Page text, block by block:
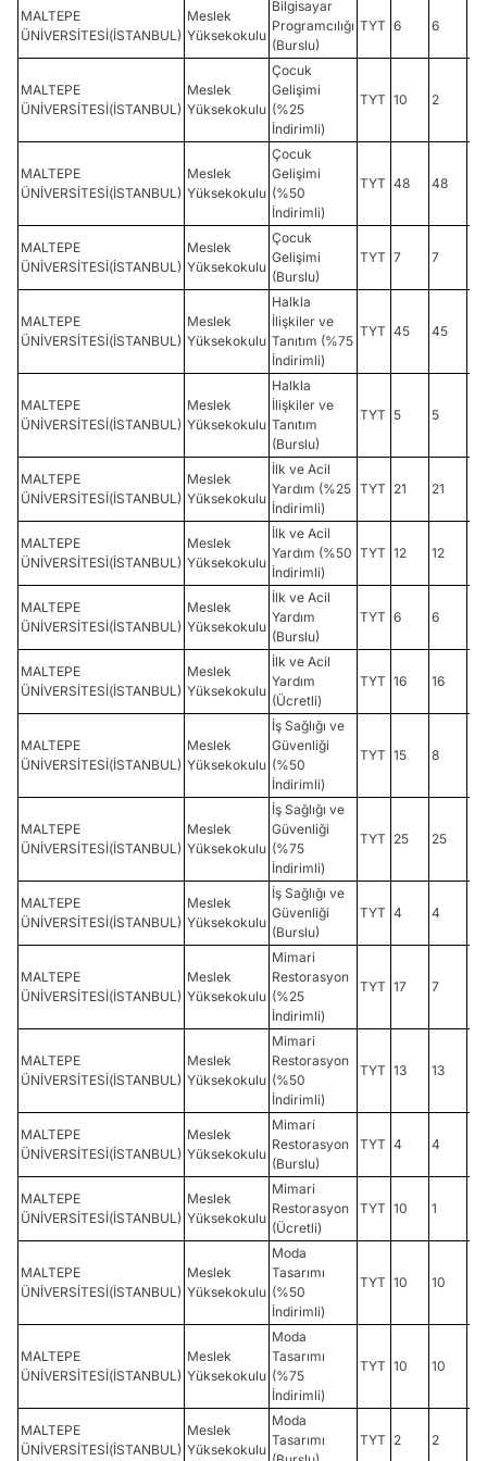
MALTEPE
ÜNİVERSİTESİ(İSTANBUL)
Meslek
Yüksekokulu
Bilgisayar
Programcılığı
(Burslu)
TYT 6 6
MALTEPE
ÜNİVERSİTESİ(İSTANBUL)
Meslek
Yüksekokulu
Çocuk
Gelişimi
(%25
İndirimli)
TYT 10 2
MALTEPE
ÜNİVERSİTESİ(İSTANBUL)
Meslek
Yüksekokulu
Çocuk
Gelişimi
(%50
İndirimli)
TYT 48 48
MALTEPE
ÜNİVERSİTESİ(İSTANBUL)
Meslek
Yüksekokulu
Çocuk
Gelişimi
(Burslu)
TYT 7 7
MALTEPE
ÜNİVERSİTESİ(İSTANBUL)
Meslek
Yüksekokulu
Halkla
İlişkiler ve
Tanıtım (%75
İndirimli)
TYT 45 45
MALTEPE
ÜNİVERSİTESİ(İSTANBUL)
Meslek
Yüksekokulu
Halkla
İlişkiler ve
Tanıtım
(Burslu)
TYT 5 5
MALTEPE
ÜNİVERSİTESİ(İSTANBUL)
Meslek
Yüksekokulu
İlk ve Acil
Yardım (%25
İndirimli)
TYT 21 21
MALTEPE
ÜNİVERSİTESİ(İSTANBUL)
Meslek
Yüksekokulu
İlk ve Acil
Yardım (%50
İndirimli)
TYT 12 12
MALTEPE
ÜNİVERSİTESİ(İSTANBUL)
Meslek
Yüksekokulu
İlk ve Acil
Yardım
(Burslu)
TYT 6 6
MALTEPE
ÜNİVERSİTESİ(İSTANBUL)
Meslek
Yüksekokulu
İlk ve Acil
Yardım
(Ücretli)
TYT 16 16
MALTEPE
ÜNİVERSİTESİ(İSTANBUL)
Meslek
Yüksekokulu
İş Sağlığı ve
Güvenliği
(%50
İndirimli)
TYT 15 8
MALTEPE
ÜNİVERSİTESİ(İSTANBUL)
Meslek
Yüksekokulu
İş Sağlığı ve
Güvenliği
(%75
İndirimli)
TYT 25 25
MALTEPE
ÜNİVERSİTESİ(İSTANBUL)
Meslek
Yüksekokulu
İş Sağlığı ve
Güvenliği
(Burslu)
TYT 4 4
MALTEPE
ÜNİVERSİTESİ(İSTANBUL)
Meslek
Yüksekokulu
Mimari
Restorasyon
(%25
İndirimli)
TYT 17 7
MALTEPE
ÜNİVERSİTESİ(İSTANBUL)
Meslek
Yüksekokulu
Mimari
Restorasyon
(%50
İndirimli)
TYT 13 13
MALTEPE
ÜNİVERSİTESİ(İSTANBUL)
Meslek
Yüksekokulu
Mimari
Restorasyon
(Burslu)
TYT 4 4
MALTEPE
ÜNİVERSİTESİ(İSTANBUL)
Meslek
Yüksekokulu
Mimari
Restorasyon
(Ücretli)
TYT 10 1
MALTEPE
ÜNİVERSİTESİ(İSTANBUL)
Meslek
Yüksekokulu
Moda
Tasarımı
(%50
İndirimli)
TYT 10 10
MALTEPE
ÜNİVERSİTESİ(İSTANBUL)
Meslek
Yüksekokulu
Moda
Tasarımı
(%75
İndirimli)
TYT 10 10
MALTEPE
ÜNİVERSİTESİ(İSTANBUL)
Meslek
Yüksekokulu
Moda
Tasarımı
TYT 2 2